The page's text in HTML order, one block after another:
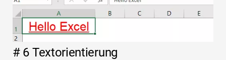
# 6 Textorientierung